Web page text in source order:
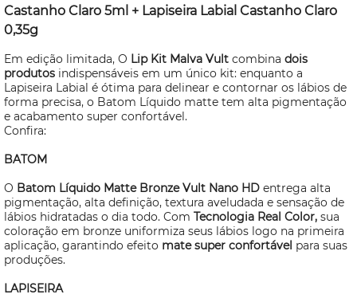
Castanho Claro 5ml + Lapiseira Labial Castanho Claro
0,35g
Em edição limitada, O LipKit Malva Vult combina dois
produtos indispensáveis em um único kit: enquanto a
Lapiseira Labial é ótima para delinear e contornar os lábios de
forma precisa, o Batom Líquido matte tem alta pigmentação
e acabamento super confortável.
Confira:
BATOM
O Batom Líquido Matte Bronze Vult Nano HD entrega alta
pigmentação, alta definição, textura aveludada e sensação de
lábios hidratadas o dia todo. Com Tecnologia Real Color, sua
coloração em bronze uniformiza seus lábios logo na primeira
aplicação, garantindo efeito mate super confortável para suas
produções.
LAPISEIRA